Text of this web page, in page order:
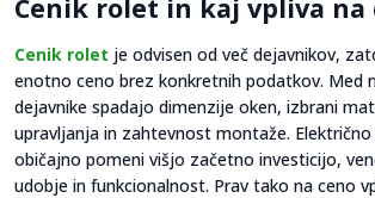
Cenik rolet in kaj vpliva na
Cenik rolet je odvisen od več dejavnikov,
enotno ceno brez konkretnih podatkov. Med
dejavnike spadajo dimenzije oken, izbrani
upravljanja in zahtevnost montaže.
običajno pomeni višjo začetno investicijo,
udobje in funkcionalnost. Prav tako na ceno